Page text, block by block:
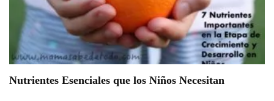
Nutrientes Esenciales que los Niños Necesitan